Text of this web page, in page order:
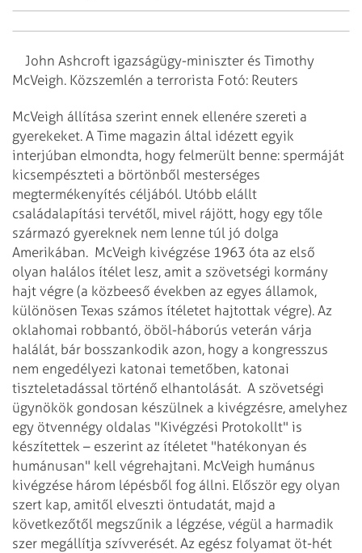
John Ashcroft igazságügy-miniszter és Timothy
McVeigh. Közszemlén a terrorista Fotó: Reuters
McVeigh állítása szerint ennek ellenére szereti a
gyerekeket. A Time magazin által idézett egyik
interjúban elmondta, hogy felmerült benne: spermáját
kicsempészteti a börtönből mesterséges
megtermékenyítés céljából. Utóbb elállt
családalapítási tervétől, mivel rájött, hogy egy tőle
származó gyereknek nem lenne túl jó dolga
Amerikában. McVeigh kivégzése 1963 óta az első
olyan halálos ítélet lesz, amit a szövetségi kormány
hajt végre (a közbeeső években az egyes államok,
különösen Texas számos ítéletet hajtottak végre). Az
oklahomai robbantó, öböl-háborús veterán várja
halálát, bár bosszankodik azon, hogy a kongresszus
nem engedélyezi katonai temetőben, katonai
tiszteletadással történő elhantolását. A szövetségi
ügynökök gondosan készülnek a kivégzésre, amelyhez
egy ötvennégy oldalas "Kivégzési Protokollt" is
készítettek – eszerint az ítéletet "hatékonyan és
humánusan" kell végrehajtani. McVeigh humánus
kivégzése három lépésből fog állni. Először egy olyan
szert kap, amitől elveszti öntudatát, majd a
következőtől megszűnik a légzése, végül a harmadik
szer megállítja szívverését. Az egész folyamat öt-hét